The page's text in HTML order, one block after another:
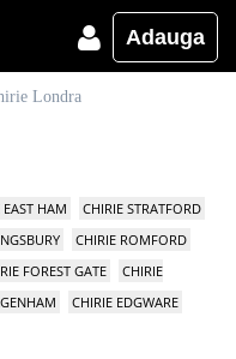
Adauga
Londra
EAST HAM
CHIRIE STRATFORD
CHIRIE ROMFORD
FOREST GATE
CHIRIE
CHIRIE EDGWARE